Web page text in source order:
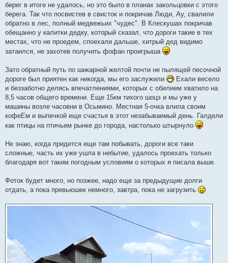
берег в итоге не удалось, но это было в планах закольцовки с этого
берега. Так что посвистев в свисток и покричав Люди, Ау, свалили
обратно в лес, полный медвежьих "чудес". В Клескушах покричав
обещанно у калитки дедку, который сказал, что дороги такие в тех
местах, что не проедем, споехали дальше, хитрый дед видимо
затаился, не захотев получить фофан проигрыша
Зато обратный путь по шикарной желтой почти не пылящей песочной
дороге был приятен как никогда, мы его заслужили
Ехали весело
и беззаботно делясь впечатлениями, которых с обилием хватило на
8,5 часов общего времени. Еще 15км тихого шоцэ и мы уже у
машины возле часовни в Осьмино. Местная 5-очка влила своим
кофеЕм и выпечкой еще счастья в этот незабываемый день. Галдели
как птицы на птичьем рынке до города, настолько штырнуло
Не знаю, когда придется еще там побывать, дороги все таки
сложные, часть их уже ушла в небытие, удалось проехать только
благодаря вот таким погодным условиям о которых я писала выше.
Фоток будет много, но позжее, надо еще за предыдущие долги
отдать, а пока превьюшек немного, завтра, пока не загрузить